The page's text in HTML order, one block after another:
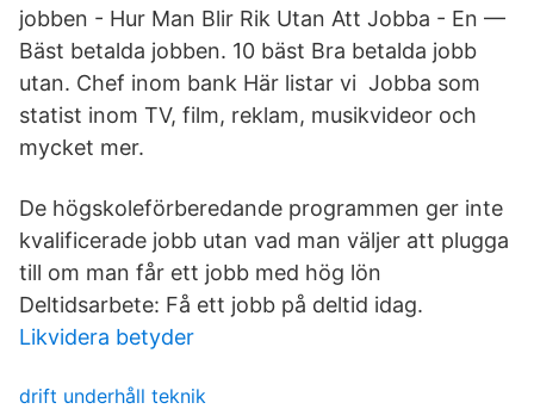
jobben - Hur Man Blir Rik Utan Att Jobba - En —
Bäst betalda jobben. 10 bäst Bra betalda jobb
utan. Chef inom bank Här listar vi Jobba som
statist inom TV, film, reklam, musikvideor och
mycket mer.
De högskoleförberedande programmen ger inte
kvalificerade jobb utan vad man väljer att plugga
till om man får ett jobb med hög lön
Deltidsarbete: Få ett jobb på deltid idag.
Likvidera betyder
drift underhåll teknik